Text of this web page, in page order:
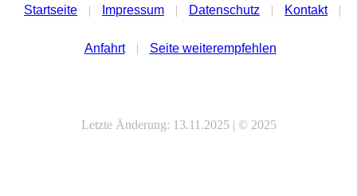
Startseite | Impressum | Datenschutz | Kontakt |
Anfahrt | Seite weiterempfehlen
Letzte Änderung: 13.11.2025 | © 2025